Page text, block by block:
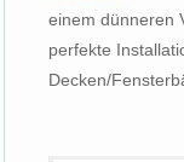
einem dünneren
perfekte
Decken/